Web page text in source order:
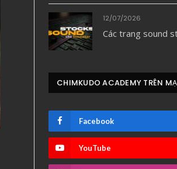
12/07/2026
Các trang sound
CHIMKUDO ACADEMY TRÊN
Facebook
YouTube